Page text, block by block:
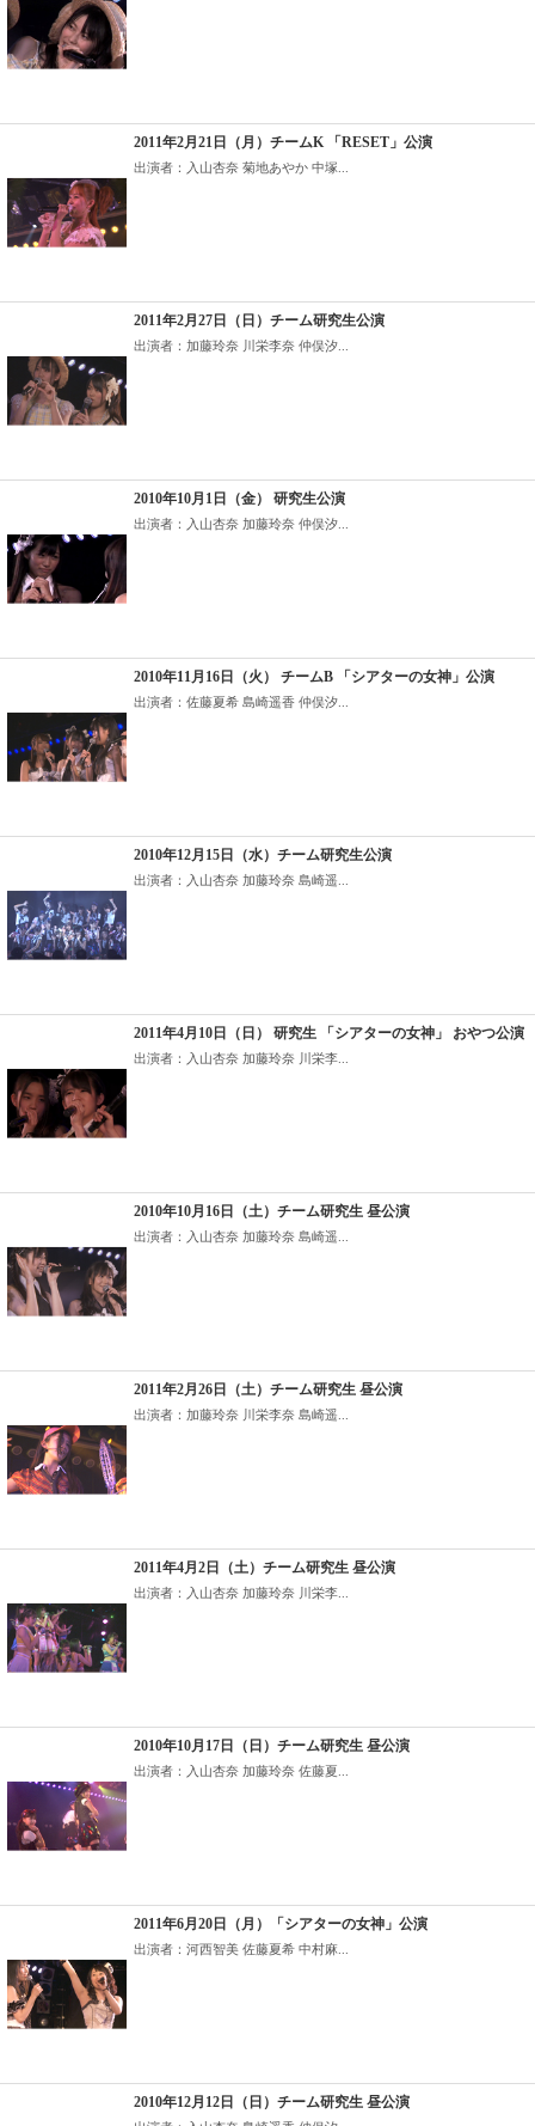
2011年2月21日（月）チームK 「RESET」公演
出演者：入山杏奈 菊地あやか 中塚...
2011年2月27日（日）チーム研究生公演
出演者：加藤玲奈 川栄李奈 仲俣汐...
2010年10月1日（金） 研究生公演
出演者：入山杏奈 加藤玲奈 仲俣汐...
2010年11月16日（火） チームB 「シアターの女神」公演
出演者：佐藤夏希 島崎遥香 仲俣汐...
2010年12月15日（水）チーム研究生公演
出演者：入山杏奈 加藤玲奈 島崎遥...
2011年4月10日（日） 研究生 「シアターの女神」 おやつ公演
出演者：入山杏奈 加藤玲奈 川栄李...
2010年10月16日（土）チーム研究生 昼公演
出演者：入山杏奈 加藤玲奈 島崎遥...
2011年2月26日（土）チーム研究生 昼公演
出演者：加藤玲奈 川栄李奈 島崎遥...
2011年4月2日（土）チーム研究生 昼公演
出演者：入山杏奈 加藤玲奈 川栄李...
2010年10月17日（日）チーム研究生 昼公演
出演者：入山杏奈 加藤玲奈 佐藤夏...
2011年6月20日（月）「シアターの女神」公演
出演者：河西智美 佐藤夏希 中村麻...
2010年12月12日（日）チーム研究生 昼公演